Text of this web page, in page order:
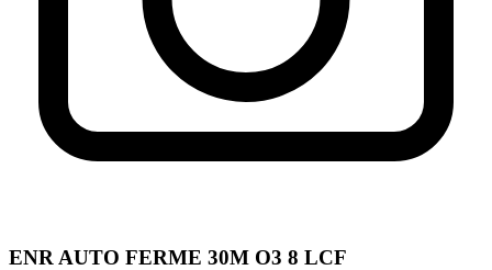
ENR AUTO FERME 30M O3 8 LCF